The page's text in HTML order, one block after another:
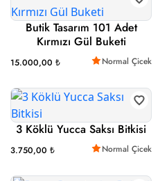
Butik Tasarım 101 Adet
Kırmızı Gül Buketi
15.000,00 ₺ Normal Çicek
3 Köklü Yucca Saksı Bitkisi
3.750,00 ₺ Normal Çicek